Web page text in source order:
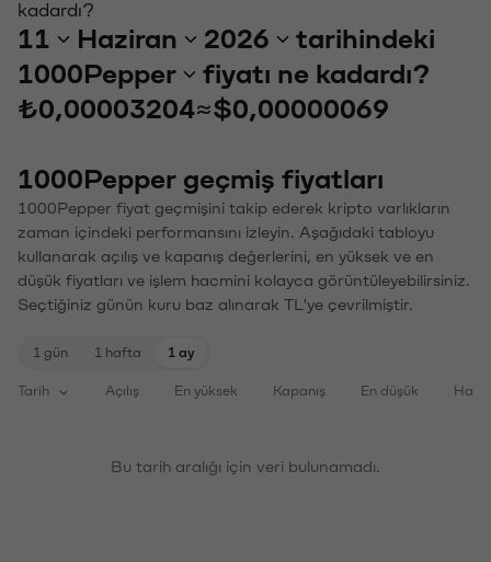
kadardı?
11 Haziran 2026
tarihindeki
1000Pepper
fiyatı ne kadardı?
₺0,00003204≈$0,00000069
1000Pepper geçmiş fiyatları
1000Pepper fiyat geçmişini takip ederek kripto varlıkların
zaman içindeki performansını izleyin. Aşağıdaki tabloyu
kullanarak açılış ve kapanış değerlerini, en yüksek ve en
düşük fiyatları ve işlem hacmini kolayca görüntüleyebilirsiniz.
Seçtiğiniz günün kuru baz alınarak TL'ye çevrilmiştir.
1 gün 1 hafta 1 ay
Tarih Açılış En yüksek Kapanış En düşük
Bu tarih aralığı için veri bulunamadı.